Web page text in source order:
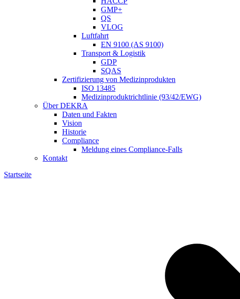
GMP+
QS
VLOG
Luftfahrt
EN 9100 (AS 9100)
Transport & Logistik
GDP
SQAS
Zertifizierung von Medizinprodukten
ISO 13485
Medizinproduktrichtlinie (93/42/EWG)
Über DEKRA
Daten und Fakten
Vision
Historie
Compliance
Meldung eines Compliance-Falls
Kontakt
Startseite